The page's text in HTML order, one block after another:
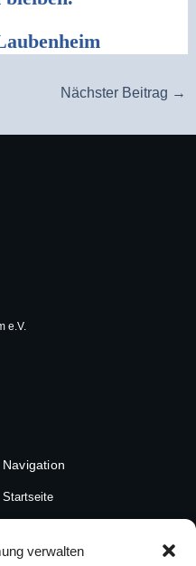
verwalten
Nächster Beitrag →
e.V.
Navigation
Startseite
Angebote